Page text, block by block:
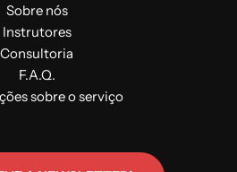
Sobre nós
Instrutores
Consultoria
F.A.Q.
sobre o serviço